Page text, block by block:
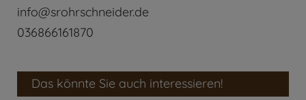
info@srohrschneider.de
036866161870
Das könnte Sie auch interessieren!